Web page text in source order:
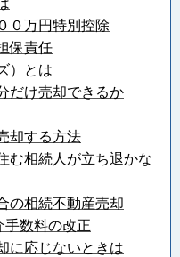
０万円特別控除
保責任
）とは
だけ売却できるか
却する方法
む相続人が立ち退かな
の相続不動産売却
手数料の改正
に応じないときは